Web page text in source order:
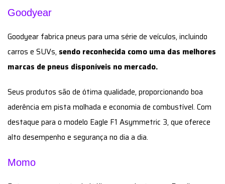
Goodyear
Goodyear fabrica pneus para uma série de veículos, incluindo
carros e SUVs, sendo reconhecida como uma das melhores
marcas de pneus disponíveis no mercado.
Seus produtos são de ótima qualidade, proporcionando boa
aderência em pista molhada e economia de combustível. Com
destaque para o modelo Eagle F1 Asymmetric 3, que oferece
alto desempenho e segurança no dia a dia.
Momo